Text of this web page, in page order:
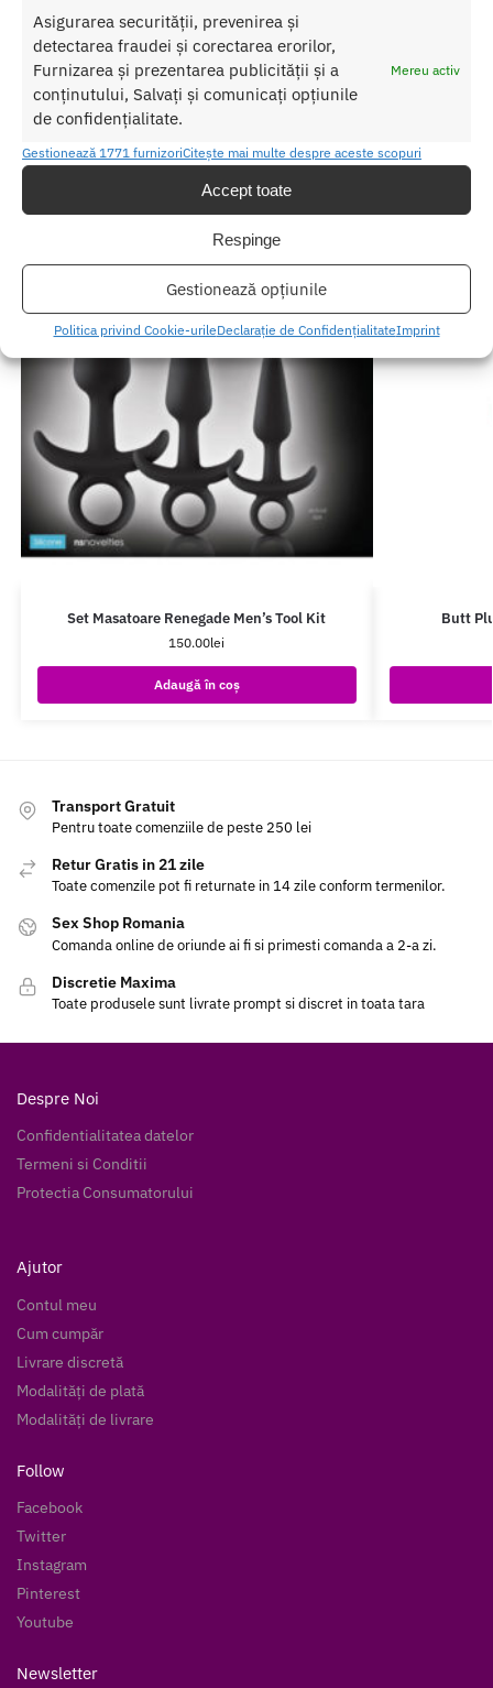
Asigurarea securității, prevenirea și
detectarea fraudei și corectarea erorilor,
Furnizarea și prezentarea publicității și a
conținutului, Salvați și comunicați opțiunile
de confidențialitate.
Mereu activ
Gestionează 1771 furnizoriCitește mai multe despre aceste scopuri
Accept toate
Respinge
Gestionează opțiunile
Politica privind Cookie-urileDeclarație de ConfidențialitateImprint
Categorii: BUTT PLUG,Butt Plug Sticla
Etichetă: Butt Plug Sticla Crystal Desires Rainbow Gem M
Produse similare
Set Masatoare Renegade Men’s Tool Kit
150.00lei
Adaugă în coș
Butt
Transport Gratuit
Pentru toate comenziile de peste 250 lei
Retur Gratis in 21 zile
Toate comenzile pot fi returnate in 14 zile conform termenilor.
Sex Shop Romania
Comanda online de oriunde ai fi si primesti comanda a 2-a zi.
Discretie Maxima
Toate produsele sunt livrate prompt si discret in toata tara
Despre Noi
Confidentialitatea datelor
Termeni si Conditii
Protectia Consumatorului
Ajutor
Contul meu
Cum cumpăr
Livrare discretă
Modalități de plată
Modalități de livrare
Follow
Facebook
Twitter
Instagram
Pinterest
Youtube
Newsletter